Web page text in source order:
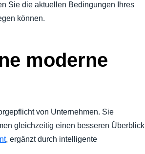
Sie die aktuellen Bedingungen Ihres
können.
moderne
von Unternehmen. Sie
gleichzeitig einen besseren Überblick
, ergänzt durch intelligente